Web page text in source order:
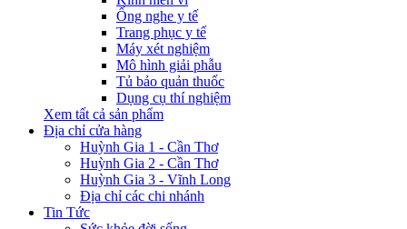
Ống nghe y tế
Trang phục y tế
Máy xét nghiệm
Mô hình giải phẫu
Tủ bảo quản thuốc
Dụng cụ thí nghiệm
Xem tất cả sản phẩm
Địa chỉ cửa hàng
Huỳnh Gia 1 - Cần Thơ
Huỳnh Gia 2 - Cần Thơ
Huỳnh Gia 3 - Vĩnh Long
Địa chỉ các chi nhánh
Tin Tức